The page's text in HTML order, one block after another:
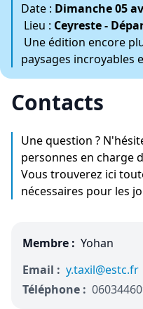
Date : Dimanche 05
Lieu : Ceyreste -
Une édition encore
paysages incroyables
Contacts
Une question ?
personnes en charge
Vous trouverez ici
nécessaires pour les
Membre : Yohan
Email : y.taxil@estc.fr
Téléphone :